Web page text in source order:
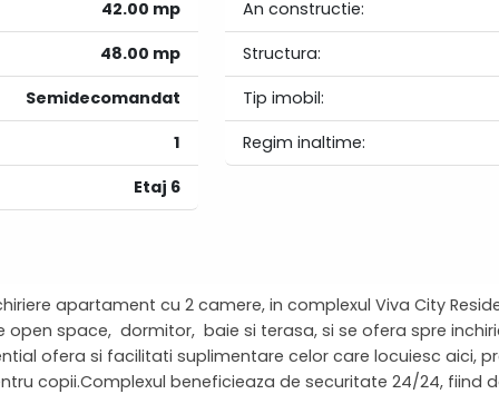
42.00 mp
48.00 mp
Semidecomandat
1
Etaj 6
An constructie:
Structura:
Tip imobil:
Regim inaltime:
apartament cu 2 camere, in complexul Viva City
space, dormitor, baie si terasa, si se ofera spre
ofera si facilitati suplimentare celor care locuiesc aici,
copii.Complexul beneficieaza de securitate 24/24, fiind